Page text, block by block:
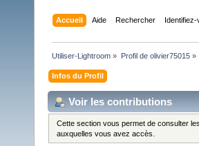
Accueil Aide Rechercher Identifiez-
Utiliser-Lightroom » Profil de olivier75015»
Infos du Profil
Voir les contributions
Cette section vous permet de consulter
auxquelles vous avez accès.